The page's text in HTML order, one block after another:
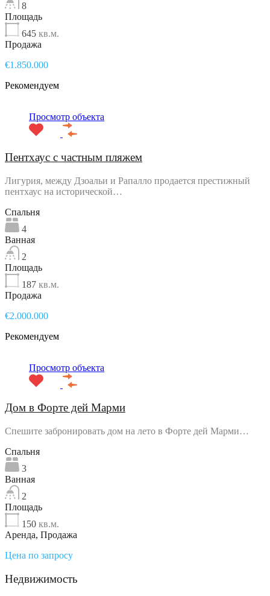
8
Площадь
645 кв.м.
Продажа
€1.850.000
Рекомендуем
Просмотр объекта
Пентхаус с частным пляжем
Лигурия, между Дзоальи и Рапалло продается престижный
пентхаус на исторической…
Спальня
4
Ванная
2
Площадь
187 кв.м.
Продажа
€2.000.000
Рекомендуем
Просмотр объекта
Дом в Форте дей Марми
Спешите забронировать дом на лето в Форте дей Марми…
Спальня
3
Ванная
2
Площадь
150 кв.м.
Аренда, Продажа
Цена по запросу
Недвижимость